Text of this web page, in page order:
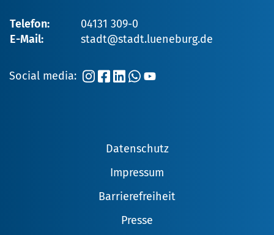
Telefon:
04131 309-0
E-Mail:
stadt@stadt.lueneburg.de
Social media:
Datenschutz
Impressum
Barrierefreiheit
Presse